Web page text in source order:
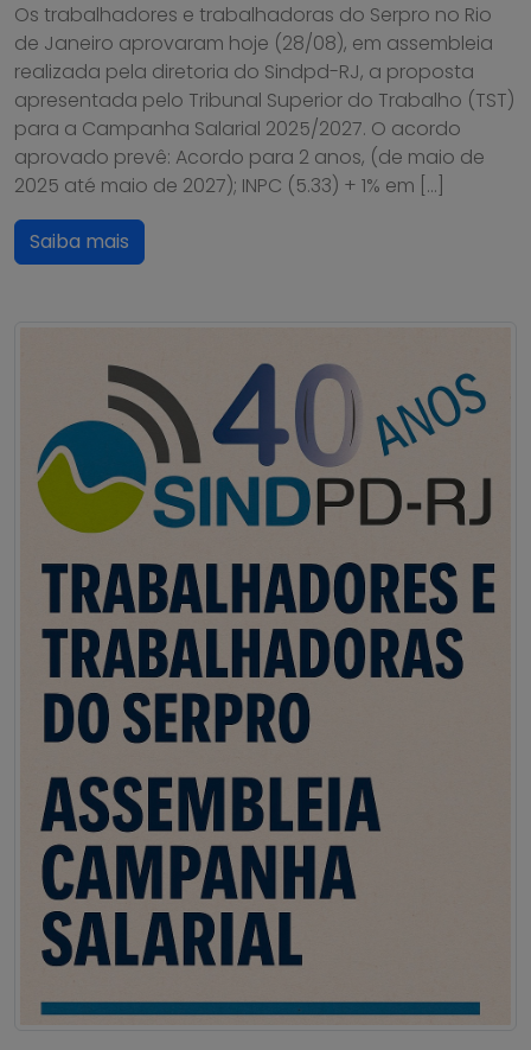
Os trabalhadores e trabalhadoras do Serpro no Rio
de Janeiro aprovaram hoje (28/08), em assembleia
realizada pela diretoria do Sindpd-RJ, a proposta
apresentada pelo Tribunal Superior do Trabalho (TST)
para a Campanha Salarial 2025/2027. O acordo
aprovado prevê: Acordo para 2 anos, (de maio de
2025 até maio de 2027); INPC (5.33) + 1% em […]
Saiba mais